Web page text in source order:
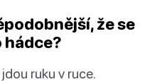
že se
hádce?
ruku v ruce.